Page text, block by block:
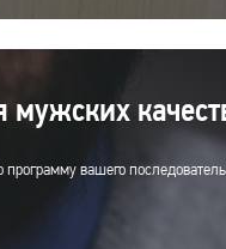
вашего